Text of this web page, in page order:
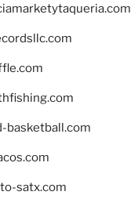
basketball.com
satx.com